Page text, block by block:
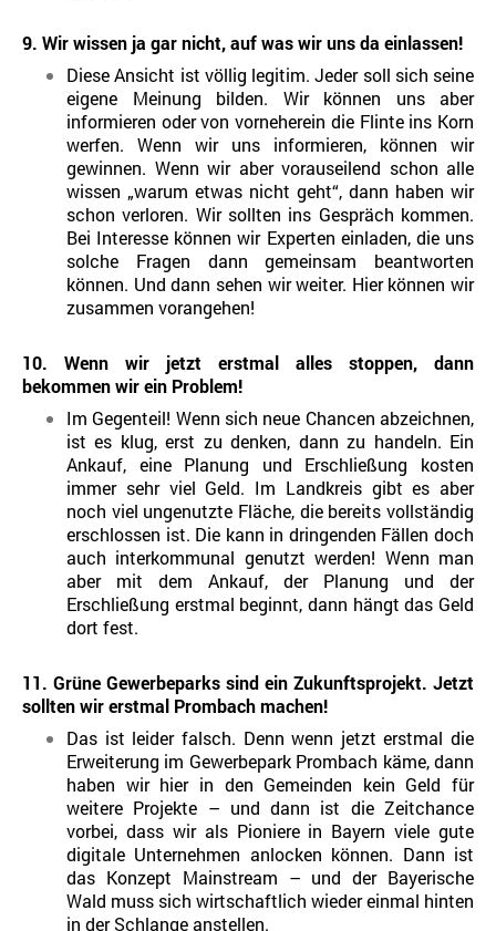
9. Wir wissen ja gar nicht, auf was wir uns da einlassen!
Diese Ansicht ist völlig legitim. Jeder soll sich seine
eigene Meinung bilden. Wir können uns aber
informieren oder von vorneherein die Flinte ins Korn
werfen. Wenn wir uns informieren, können wir
gewinnen. Wenn wir aber vorauseilend schon alle
wissen „warum etwas nicht geht“, dann haben wir
schon verloren. Wir sollten ins Gespräch kommen.
Bei Interesse können wir Experten einladen, die uns
solche Fragen dann gemeinsam beantworten
können. Und dann sehen wir weiter. Hier können wir
zusammen vorangehen!
10. Wenn wir jetzt erstmal alles stoppen, dann
bekommen wir ein Problem!
Im Gegenteil! Wenn sich neue Chancen abzeichnen,
ist es klug, erst zu denken, dann zu handeln. Ein
Ankauf, eine Planung und Erschließung kosten
immer sehr viel Geld. Im Landkreis gibt es aber
noch viel ungenutzte Fläche, die bereits vollständig
erschlossen ist. Die kann in dringenden Fällen doch
auch interkommunal genutzt werden! Wenn man
aber mit dem Ankauf, der Planung und der
Erschließung erstmal beginnt, dann hängt das Geld
dort fest.
11. Grüne Gewerbeparks sind ein Zukunftsprojekt. Jetzt
sollten wir erstmal Prombach machen!
Das ist leider falsch. Denn wenn jetzt erstmal die
Erweiterung im Gewerbepark Prombach käme, dann
haben wir hier in den Gemeinden kein Geld für
weitere Projekte – und dann ist die Zeitchance
vorbei, dass wir als Pioniere in Bayern viele gute
digitale Unternehmen anlocken können. Dann ist
das Konzept Mainstream – und der Bayerische
Wald muss sich wirtschaftlich wieder einmal hinten
in der Schlange anstellen.